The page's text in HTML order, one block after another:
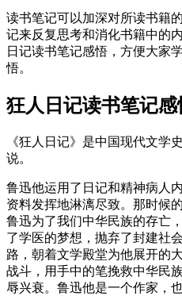
读书笔记可以加深对所读书籍
记来反复思考和消化书籍中的
日记读书笔记感悟，方便大家
悟。
狂人日记读书笔记感
《狂人日记》是中国现代文学
说。
鲁迅他运用了日记和精神病人
资料发挥地淋漓尽致。那时候
鲁迅为了我们中华民族的存亡
了学医的梦想，抛弃了封建社
路，朝着文学殿堂为他展开的
战斗，用手中的笔挽救中华民
辱兴衰。鲁迅他是一个作家，